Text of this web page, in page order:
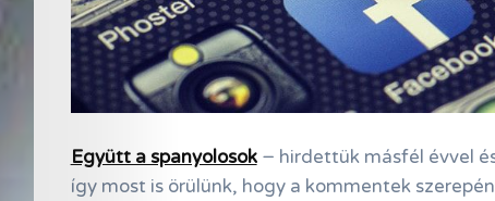
Együtt a spanyolosok− hirdettük másfél évvel
így most is örülünk, hogy a kommentek